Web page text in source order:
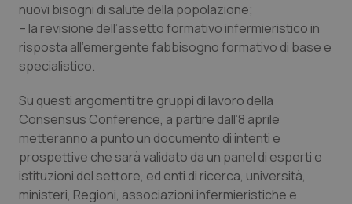
Provincia Autonoma di Trento
Puglia
Sardegna
Sicilia
Toscana
Ipertensione & Scompenso
Malattie rare
Malattia di Crohn & Rettocolite Ulcerosa
Neuroscienze & patologie neurodegenerative
Obesità
nuovi bisogni di salute della popolazione;
– la revisione dell’assetto formativo infermieristico in
risposta all’emergente fabbisogno formativo di base e
specialistico.
Su questi argomenti tre gruppi di lavoro della
Consensus Conference, a partire dall’8 aprile
metteranno a punto un documento di intenti e
prospettive che sarà validato da un panel di esperti e
istituzioni del settore, ed enti di ricerca, università,
ministeri, Regioni, associazioni infermieristiche e